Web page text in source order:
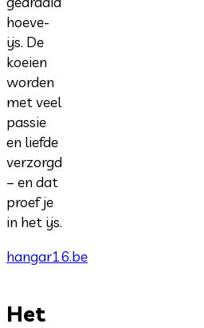
hoeve-
ijs. De
koeien
worden
met veel
passie
en liefde
verzorgd
– en dat
proef je
in het ijs.
hangar16.be
Het